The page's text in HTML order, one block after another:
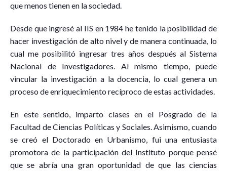
que menos tienen en la sociedad.
Desde que ingresé al IIS en 1984 he tenido la posibilidad de
hacer investigación de alto nivel y de manera continuada, lo
cual me posibilitó ingresar tres años después al Sistema
Nacional de Investigadores. Al mismo tiempo, puede
vincular la investigación a la docencia, lo cual genera un
proceso de enriquecimiento recíproco de estas actividades.
En este sentido, imparto clases en el Posgrado de la
Facultad de Ciencias Políticas y Sociales. Asimismo, cuando
se creó el Doctorado en Urbanismo, fui una entusiasta
promotora de la participación del Instituto porque pensé
que se abría una gran oportunidad de que las ciencias